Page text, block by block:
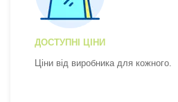
ДОСТУПНІ ЦІНИ
Ціни від виробника для кожного.